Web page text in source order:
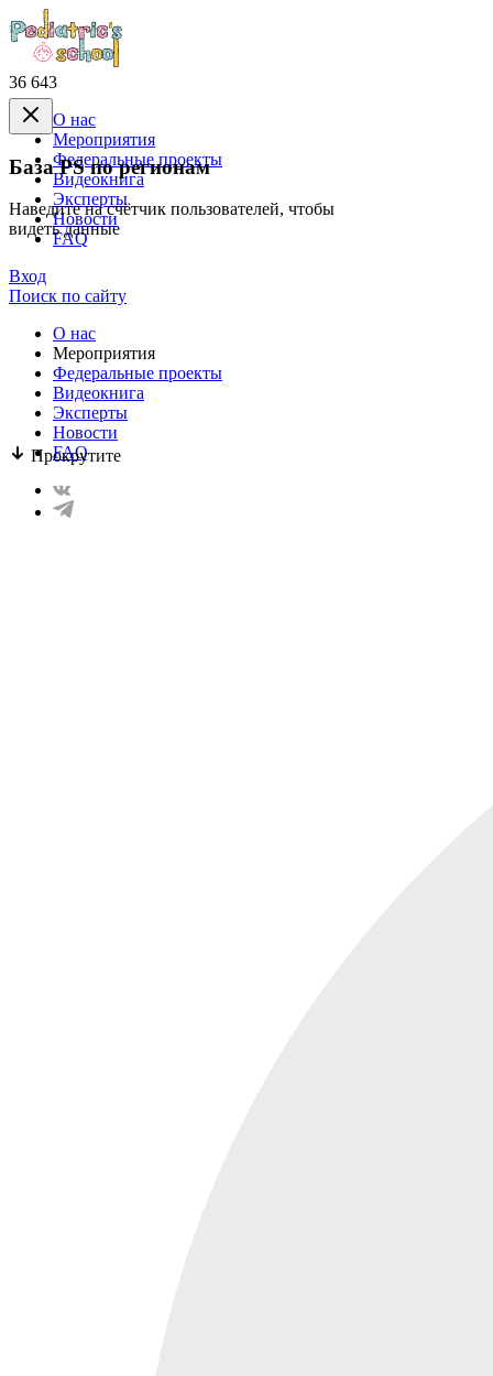
36 643
База PS по регионам
Наведите на счётчик пользователей, чтобы
видеть данные
Прокрутите
О нас
Mероприятия
Федеральные проекты
Видеокнига
Эксперты
Новости
FAQ
Вход
Поиск по сайту
О нас
Mероприятия
Федеральные проекты
Видеокнига
Эксперты
Новости
FAQ